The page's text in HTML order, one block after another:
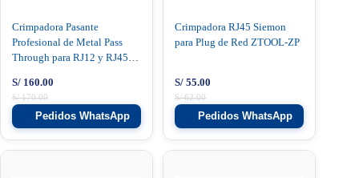
Crimpadora Pasante
Profesional de Metal Pass
Through para RJ12 y RJ45
S/170.00
S/ 160.00
Pedidos WhatsApp
Crimpadora RJ45 Siemon
para Plug de Red ZTOOL-ZP
S/62.00
S/ 55.00
Pedidos WhatsApp